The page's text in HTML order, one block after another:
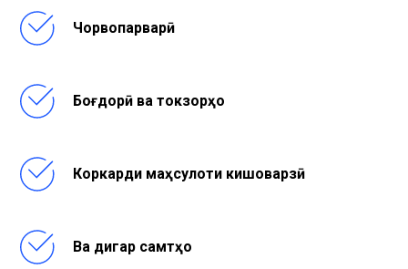
Чорвопарварӣ
Боғдорӣ ва токзорҳо
Коркарди маҳсулоти кишоварзӣ
Ва дигар самтҳо